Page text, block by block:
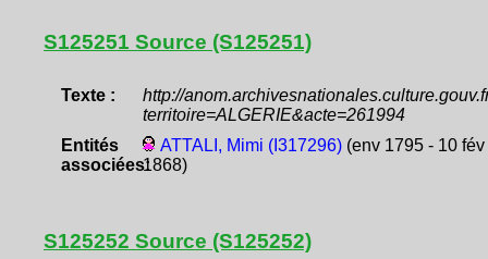
S125251 Source (S125251)
Texte :
http://
territoire=ALGERIE&acte=261994
Entités
associées:
ATTALI, Mimi (I317296)(env 1795 - 10 fév
1868)
S125252 Source (S125252)